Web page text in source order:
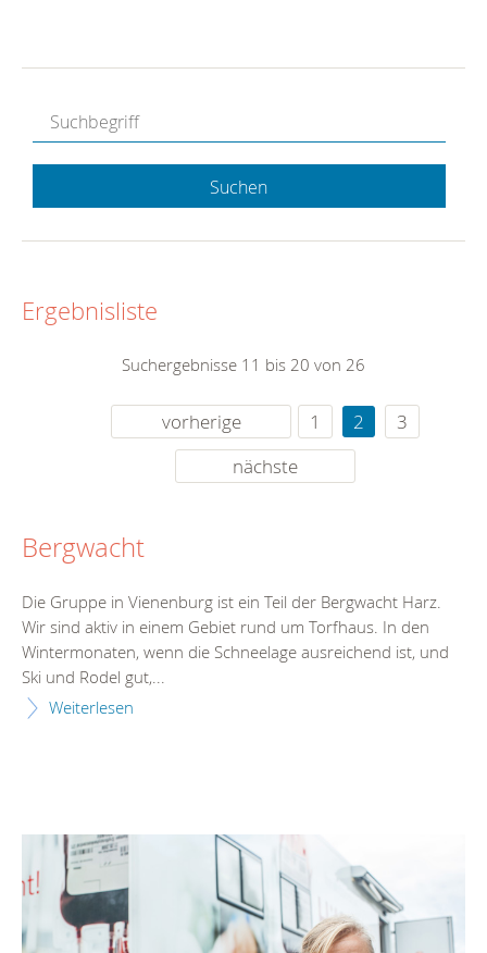
Suchen
Ergebnisliste
Suchergebnisse 11 bis 20 von 26
vorherige 1 2
3
nächste
Bergwacht
Die Gruppe in Vienenburg ist ein Teil der Bergwacht Harz.
Wir sind aktiv in einem Gebiet rund um Torfhaus. In den
Wintermonaten, wenn die Schneelage ausreichend ist, und
Ski und Rodel gut,...
Weiterlesen